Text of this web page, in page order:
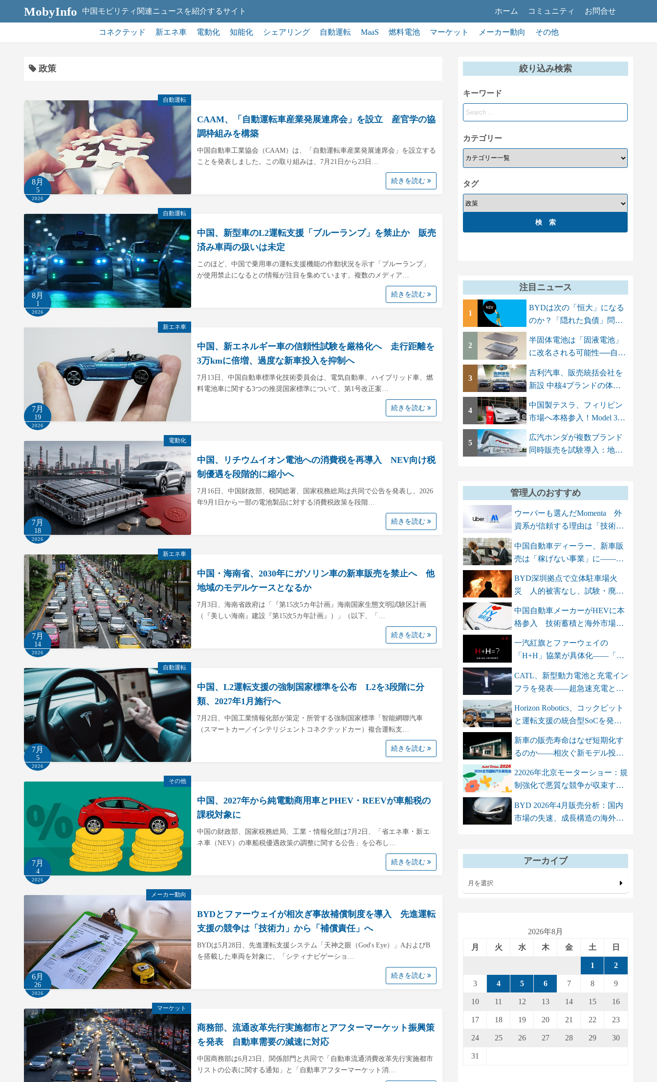
MobyInfo 中国モビリティ関連ニュースを紹介するサイト ホーム コミュニティ お問合せ
コネクテッド 新エネ車 電動化 知能化 シェアリング 自動運転 MaaS 燃料電池 マーケット メーカー動向 その他
政策
自動運転
8月
5
2026
CAAM、「自動運転車産業発展連席会」を設立 産官学の協
調枠組みを構築
中国自動車工業協会（CAAM）は、「自動運転車産業発展連席会」を設立する
ことを発表しました。この取り組みは、7月21日から23日…
続きを読む
自動運転
8月
1
2026
中国、新型車のL2運転支援「ブルーランプ」を禁止か 販売
済み車両の扱いは未定
このほど、中国で乗用車の運転支援機能の作動状況を示す「ブルーランプ」
が使用禁止になるとの情報が注目を集めています。複数のメディア…
続きを読む
新エネ車
7月
19
2026
中国、新エネルギー車の信頼性試験を厳格化へ 走行距離を
3万kmに倍増、過度な新車投入を抑制へ
7月13日、中国自動車標準化技術委員会は、電気自動車、ハイブリッド車、燃
料電池車に関する3つの推奨国家標準について、第1号改正案…
続きを読む
電動化
7月
18
2026
中国、リチウムイオン電池への消費税を再導入 NEV向け税
制優遇を段階的に縮小へ
7月16日、中国財政部、税関総署、国家税務総局は共同で公告を発表し、2026
年9月1日から一部の電池製品に対する消費税政策を段階…
続きを読む
新エネ車
7月
14
2026
中国・海南省、2030年にガソリン車の新車販売を禁止へ 他
地域のモデルケースとなるか
7月3日、海南省政府は「『第15次5カ年計画』海南国家生態文明試験区計画
（『美しい海南』建設『第15次5カ年計画』）」（以下、「…
続きを読む
自動運転
7月
5
2026
中国、L2運転支援の強制国家標準を公布 L2を3段階に分
類、2027年1月施行へ
7月2日、中国工業情報化部が策定・所管する強制国家標準「智能網聯汽車
（スマートカー／インテリジェントコネクテッドカー）複合運転支…
続きを読む
その他
7月
4
2026
中国、2027年から純電動商用車とPHEV・REEVが車船税の
課税対象に
中国の財政部、国家税務総局、工業・情報化部は7月2日、「省エネ車・新エ
ネ車（NEV）の車船税優遇政策の調整に関する公告」を公布し…
続きを読む
メーカー動向
6月
26
2026
BYDとファーウェイが相次ぎ事故補償制度を導入 先進運転
支援の競争は「技術力」から「補償責任」へ
BYDは5月28日、先進運転支援システム「天神之眼（God's Eye）」AおよびB
を搭載した車両を対象に、「シティナビゲーショ…
続きを読む
マーケット
商務部、流通改革先行実施都市とアフターマーケット振興策
を発表 自動車需要の減速に対応
中国商務部は6月23日、関係部門と共同で「自動車流通消費改革先行実施都市
リストの公表に関する通知」と「自動車アフターマーケット消…
絞り込み検索
キーワード
カテゴリー
タグ
注目ニュース
1
BYDは次の「恒大」になる
のか？「隠れた負債」問題
2
半固体電池は「固液電池」
に改名される可能性──自動
3
吉利汽車、販売統括会社を
新設 中核4ブランドの体制
4
中国製テスラ、フィリピン
市場へ本格参入！Model 3と
5
広汽ホンダが複数ブランド
同時販売を試験導入：地場
管理人のおすすめ
ウーバーも選んだMomenta 外
資系が信頼する理由は「技術
中国自動車ディーラー、新車販
売は「稼げない事業」に――ア
BYD深圳拠点で立体駐車場火
災 人的被害なし、試験・廃車
中国自動車メーカーがHEVに本
格参入 技術蓄積と海外市場を
一汽紅旗とファーウェイの
「H+H」協業が具体化――「三
CATL、新型動力電池と充電イン
フラを発表――超急速充電と高
Horizon Robotics、コックピット
と運転支援の統合型SoCを発
新車の販売寿命はなぜ短期化す
るのか――相次ぐ新モデル投入
22026年北京モーターショー：規
制強化で悪質な競争が収束する
BYD 2026年4月販売分析：国内
市場の失速、成長構造の海外依
アーカイブ
月を選択
2026年8月
月
火 水 木 金 土 日
1 2
3 4 5 6 7 8 9
10 11 12 13 14 15 16
17 18 19 20 21 22 23
24 25 26 27 28 29 30
31